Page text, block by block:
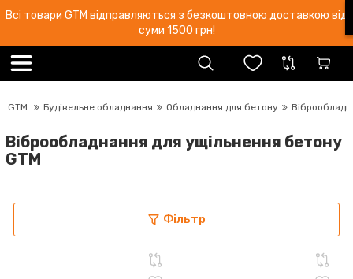
Всі товари GTM відправляються з безкоштовною доставкою від
суми 1500 грн!
GTM Будівельне обладнання Обладнання для бетону
Віброобладнання для ущільнення бетону
GTM
Фільтр